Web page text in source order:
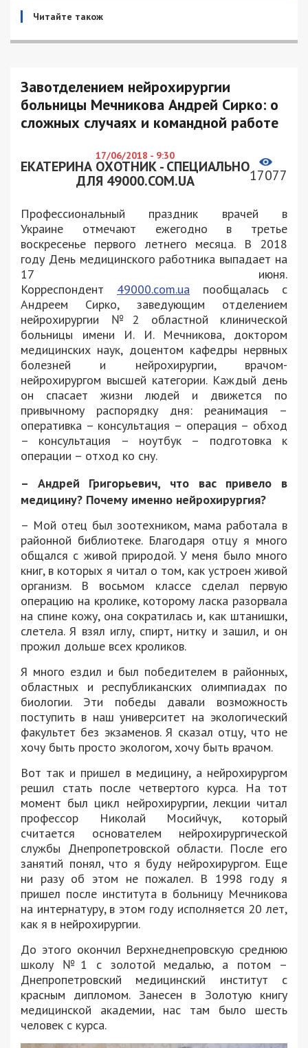
Читайте також
Завотделением нейрохирургии
больницы Мечникова Андрей Сирко: о
сложных случаях и командной работе
17/06/2018 - 9:30
ЕКАТЕРИНА ОХОТНИК - СПЕЦИАЛЬНО
ДЛЯ 49000.COM.UA
17077
Профессиональный праздник врачей в
Украине отмечают ежегодно в третье
воскресенье первого летнего месяца. В 2018
году День медицинского работника выпадает на
17 июня.
Корреспондент 49000.com.ua пообщалась с
Андреем Сирко, заведующим отделением
нейрохирургии №2 областной клинической
больницы имени И. И. Мечникова, доктором
медицинских наук, доцентом кафедры нервных
болезней и нейрохирургии, врачом-
нейрохирургом высшей категории. Каждый день
он спасает жизни людей и движется по
привычному распорядку дня: реанимация –
оперативка – консультация – операция – обход
– консультация – ноутбук – подготовка к
операции – отход ко сну.
– Андрей Григорьевич, что вас привело в
медицину? Почему именно нейрохирургия?
– Мой отец был зоотехником, мама работала в
районной библиотеке. Благодаря отцу я много
общался с живой природой. У меня было много
книг, в которых я читал о том, как устроен живой
организм. В восьмом классе сделал первую
операцию на кролике, которому ласка разорвала
на спине кожу, она сократилась и, как штанишки,
слетела. Я взял иглу, спирт, нитку и зашил, и он
прожил дольше всех кроликов.
Я много ездил и был победителем в районных,
областных и республиканских олимпиадах по
биологии. Эти победы давали возможность
поступить в наш университет на экологический
факультет без экзаменов. Я сказал отцу, что не
хочу быть просто экологом, хочу быть врачом.
Вот так и пришел в медицину, а нейрохирургом
решил стать после четвертого курса. На тот
момент был цикл нейрохирургии, лекции читал
профессор Николай Мосийчук, который
считается основателем нейрохирургической
службы Днепропетровской области. После его
занятий понял, что я буду нейрохирургом. Еще
ни разу об этом не пожалел. В 1998 году я
пришел после института в больницу Мечникова
на интернатуру, в этом году исполняется 20 лет,
как я в нейрохирургии.
До этого окончил Верхнеднепровскую среднюю
школу №1 с золотой медалью, а потом –
Днепропетровский медицинский институт с
красным дипломом. Занесен в Золотую книгу
медицинской академии, нас там было шесть
человек с курса.